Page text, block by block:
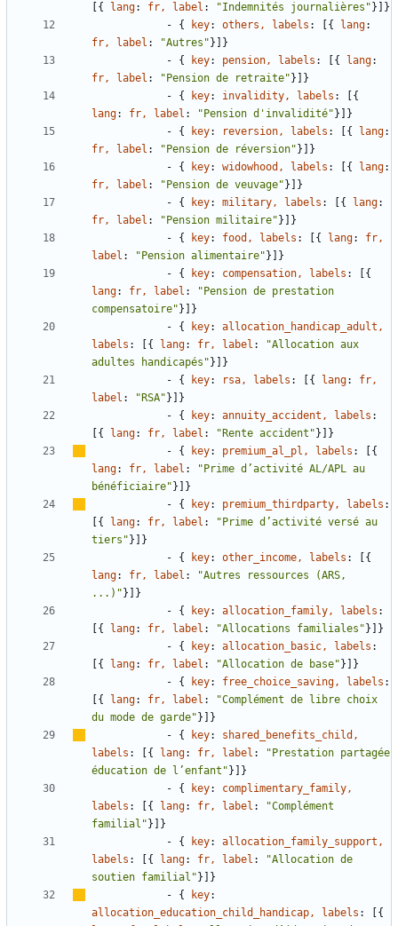
{ lang: fr, label : "Indemnités journalières" }
}
- {
key: others, labels : { lang:
fr, label : "Autres" }
}
- {
key: pension, labels : { lang:
fr, label : "Pension de retraite" }
}
- {
key: invalidity, labels :
{
lang: fr, label : "Pension d'invalidité" }
}
- {
key: reversion, labels : { lang:
fr, label : "Pension de réversion" }
}
- {
key: widowhood, labels : { lang:
fr, label : "Pension de veuvage" }
}
- {
key: military, labels : { lang:
fr, label : "Pension militaire" }
}
- {
key: food, labels : { lang:
fr,
label : "Pension alimentaire" }
}
- {
key: compensation, labels :
{
lang: fr, label :
"Pension de prestation
compensatoire" }
}
- {
key:
allocation_handicap_adult,
labels : { lang: fr, label :
"Allocation aux
adultes handicapés" }
}
- {
key: rsa, labels : { lang:
fr,
label : "RSA" }
}
- {
key: annuity_accident, labels :
{ lang: fr, label : "Rente accident" }
}
- {
key: premium_al_pl, labels :
{
lang: fr, label : "Prime d ’activité AL/APL au
bénéficiaire" }
}
- {
key: premium_thirdparty, labels :
{ lang: fr, label : "Prime d ’activité versé au
tiers" }
}
- {
key: other_income, labels :
{
lang: fr, label :
"Autres ressources (ARS,
...)" }
}
- {
key: allocation_family, labels :
{ lang: fr, label : "Allocations familiales" }
}
- {
key: allocation_basic, labels :
{ lang: fr, label : "Allocation de base" }
}
- {
key: free_choice_saving, labels :
{ lang: fr, label :
"Complément de libre choix
du mode de garde" }
}
- {
key:
shared_benefits_child,
labels : { lang: fr, label :
"Prestation partagée
éducation de l ’enfant" }
}
- {
key:
complimentary_family,
labels : { lang: fr, label :
"Complément
familial" }
}
- {
key:
allocation_family_support,
labels : { lang: fr, label :
"Allocation de
soutien familial" }
}
- {
key:
allocation_education_child_handicap, labels :
{